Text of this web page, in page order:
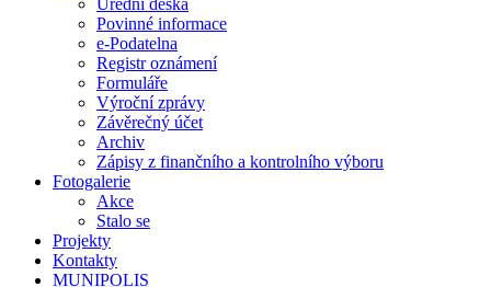
Povinné informace
e-Podatelna
Registr oznámení
Formuláře
Výroční zprávy
Závěrečný účet
Archiv
Zápisy z finančního a kontrolního výboru
Fotogalerie
Akce
Stalo se
Projekty
Kontakty
MUNIPOLIS